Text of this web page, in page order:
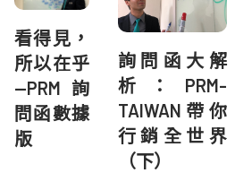
看得見，
所以在乎
—PRM 詢
問函數據
版
詢問函大解
析：PRM-
TAIWAN帶你
行銷全世界
（下）